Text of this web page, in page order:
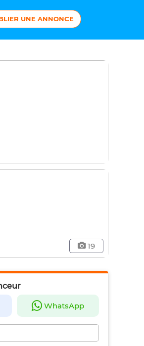
UNE ANNONCE
19
WhatsApp